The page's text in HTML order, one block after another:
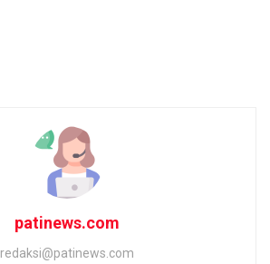
patinews.com
redaksi@patinews.com